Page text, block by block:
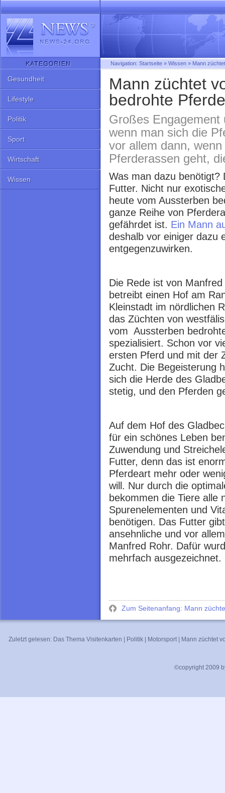
Mann züchtet
bedrohte
Großes Engagement
wenn man sich die
vor allem dann,
Pferderassen geht,
Was man dazu benötigt?
Futter. Nicht nur
heute vom Aussterben
ganze Reihe von
gefährdet ist. Ein Mann
deshalb vor einiger dazu
entgegenzuwirken.
Die Rede ist von
betreibt einen Hof am
Kleinstadt im nördlichen
das Züchten von
vom Aussterben
spezialisiert. Schon vor
ersten Pferd und mit der
Zucht. Die Begeisterung
sich die Herde des
stetig, und den Pferden
Auf dem Hof des
für ein schönes Leben
Zuwendung und
Futter, denn das ist
Pferdeart mehr oder
will. Nur durch die
bekommen die Tiere alle
Spurenelementen und
benötigen. Das Futter
ansehnliche und vor
Manfred Rohr. Dafür
mehrfach ausgezeichnet.
Zum Seitenanfang: Mann
Gesundheit
Lifestyle
Politik
Sport
Wirtschaft
Wissen
Navigation: Startseite » Wissen » Mann
Zuletzt gelesen: Das Thema Visitenkarten Politik| Motorsport| Mann züchtet
©copyright 2009